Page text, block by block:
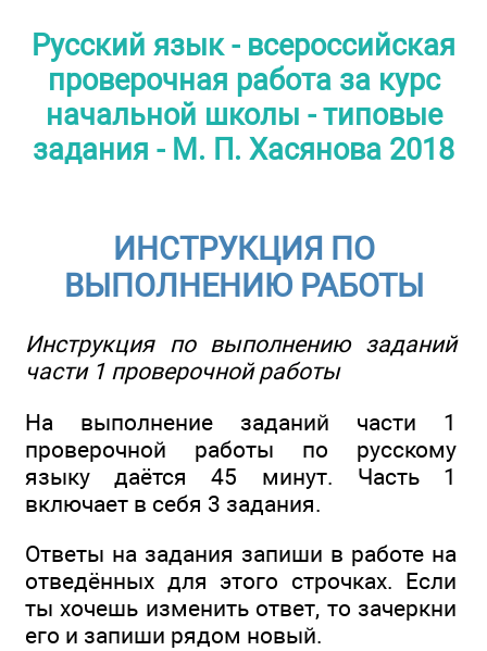
Русский язык - всероссийская
проверочная работа за курс
начальной школы - типовые
задания - М. П. Хасянова 2018
ИНСТРУКЦИЯ ПО
ВЫПОЛНЕНИЮ РАБОТЫ
Инструкция по выполнению заданий
части 1 проверочной работы
На выполнение заданий части 1
проверочной работы по русскому
языку даётся 45 минут. Часть 1
включает в себя 3 задания.
Ответы на задания запиши в работе на
отведённых для этого строчках. Если
ты хочешь изменить ответ, то зачеркни
его и запиши рядом новый.